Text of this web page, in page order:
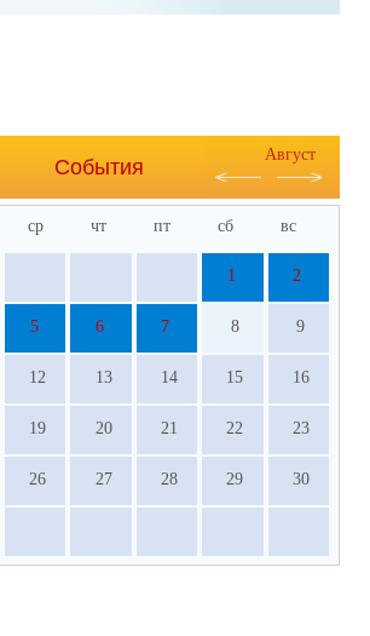
События
Август
ср чт пт сб вс
1 2
5 6 7 8 9
12 13 14 15 16
19 20 21 22 23
26 27 28 29 30